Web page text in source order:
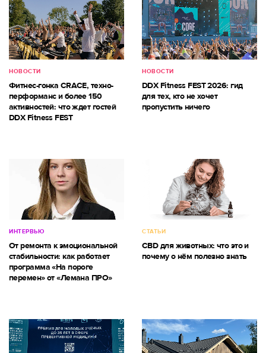
НОВОСТИ
Фитнес-гонка CRACE, техно-
перформанс и более 150
активностей: что ждет гостей
DDX Fitness FEST
НОВОСТИ
DDX Fitness FEST 2026: гид
для тех, кто не хочет
пропустить ничего
ИНТЕРВЬЮ
От ремонта к эмоциональной
стабильности: как работает
программа «На пороге
перемен» от «Лемана ПРО»
СТАТЬИ
CBD для животных: что это и
почему о нём полезно знать